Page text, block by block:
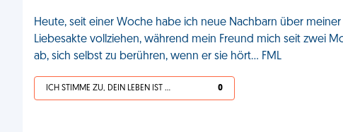
Heute, seit einer Woche habe ich neue Nachbarn über
Liebesakte vollziehen, während mein Freund mich seit zwei
ab, sich selbst zu berühren, wenn er sie hört... FML
ICH STIMME ZU, DEIN LEBEN IST SCHEISSE 0